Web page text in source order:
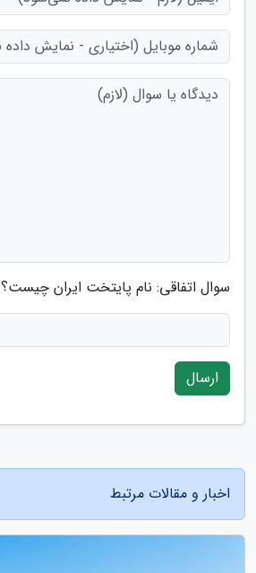
سوال اتفاقی: نام پایتخت ایران چیست؟
ارسال
اخبار و مقالات مرتبط